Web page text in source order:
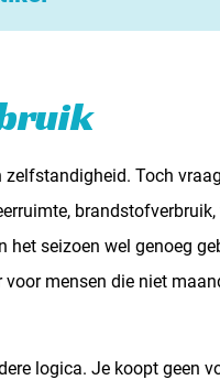
gemaakt
idee
zelfstandigheid. Toch
brandstofverbruik,
het seizoen wel genoeg
mensen die niet
logica. Je koopt geen